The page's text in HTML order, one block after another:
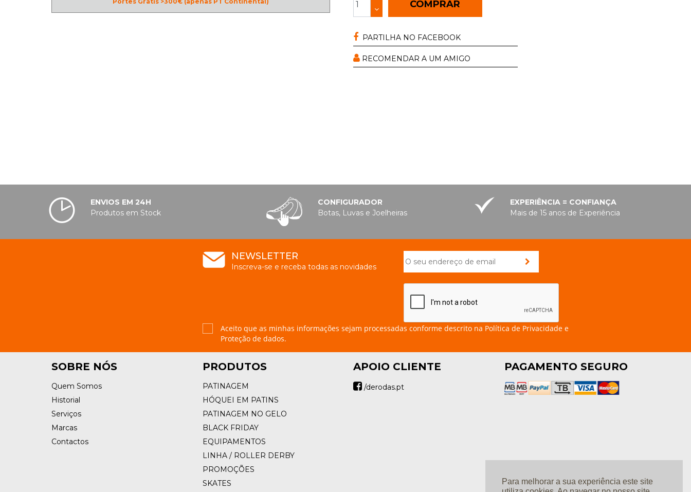
Para melhorar a sua experiência este site
COMPRAR
PARTILHA NO FACEBOOK
RECOMENDAR A UM AMIGO
ENVIOS EM 24H
Produtos em Stock
CONFIGURADOR
Botas, Luvas e Joelheiras
EXPERIÊNCIA = CONFIANÇA
Mais de 15 anos de Experiência
NEWSLETTER
Inscreva-se e receba todas as novidades
Aceito que as minhas informações sejam processadas conforme descrito na Política de Privacidade e
Proteção de dados.
SOBRE NÓS
Quem Somos
Historial
Serviços
Marcas
Contactos
PRODUTOS
PATINAGEM
HÓQUEI EM PATINS
PATINAGEM NO GELO
BLACK FRIDAY
EQUIPAMENTOS
LINHA / ROLLER DERBY
PROMOÇÕES
SKATES
APOIO CLIENTE
/derodas.pt
PAGAMENTO SEGURO